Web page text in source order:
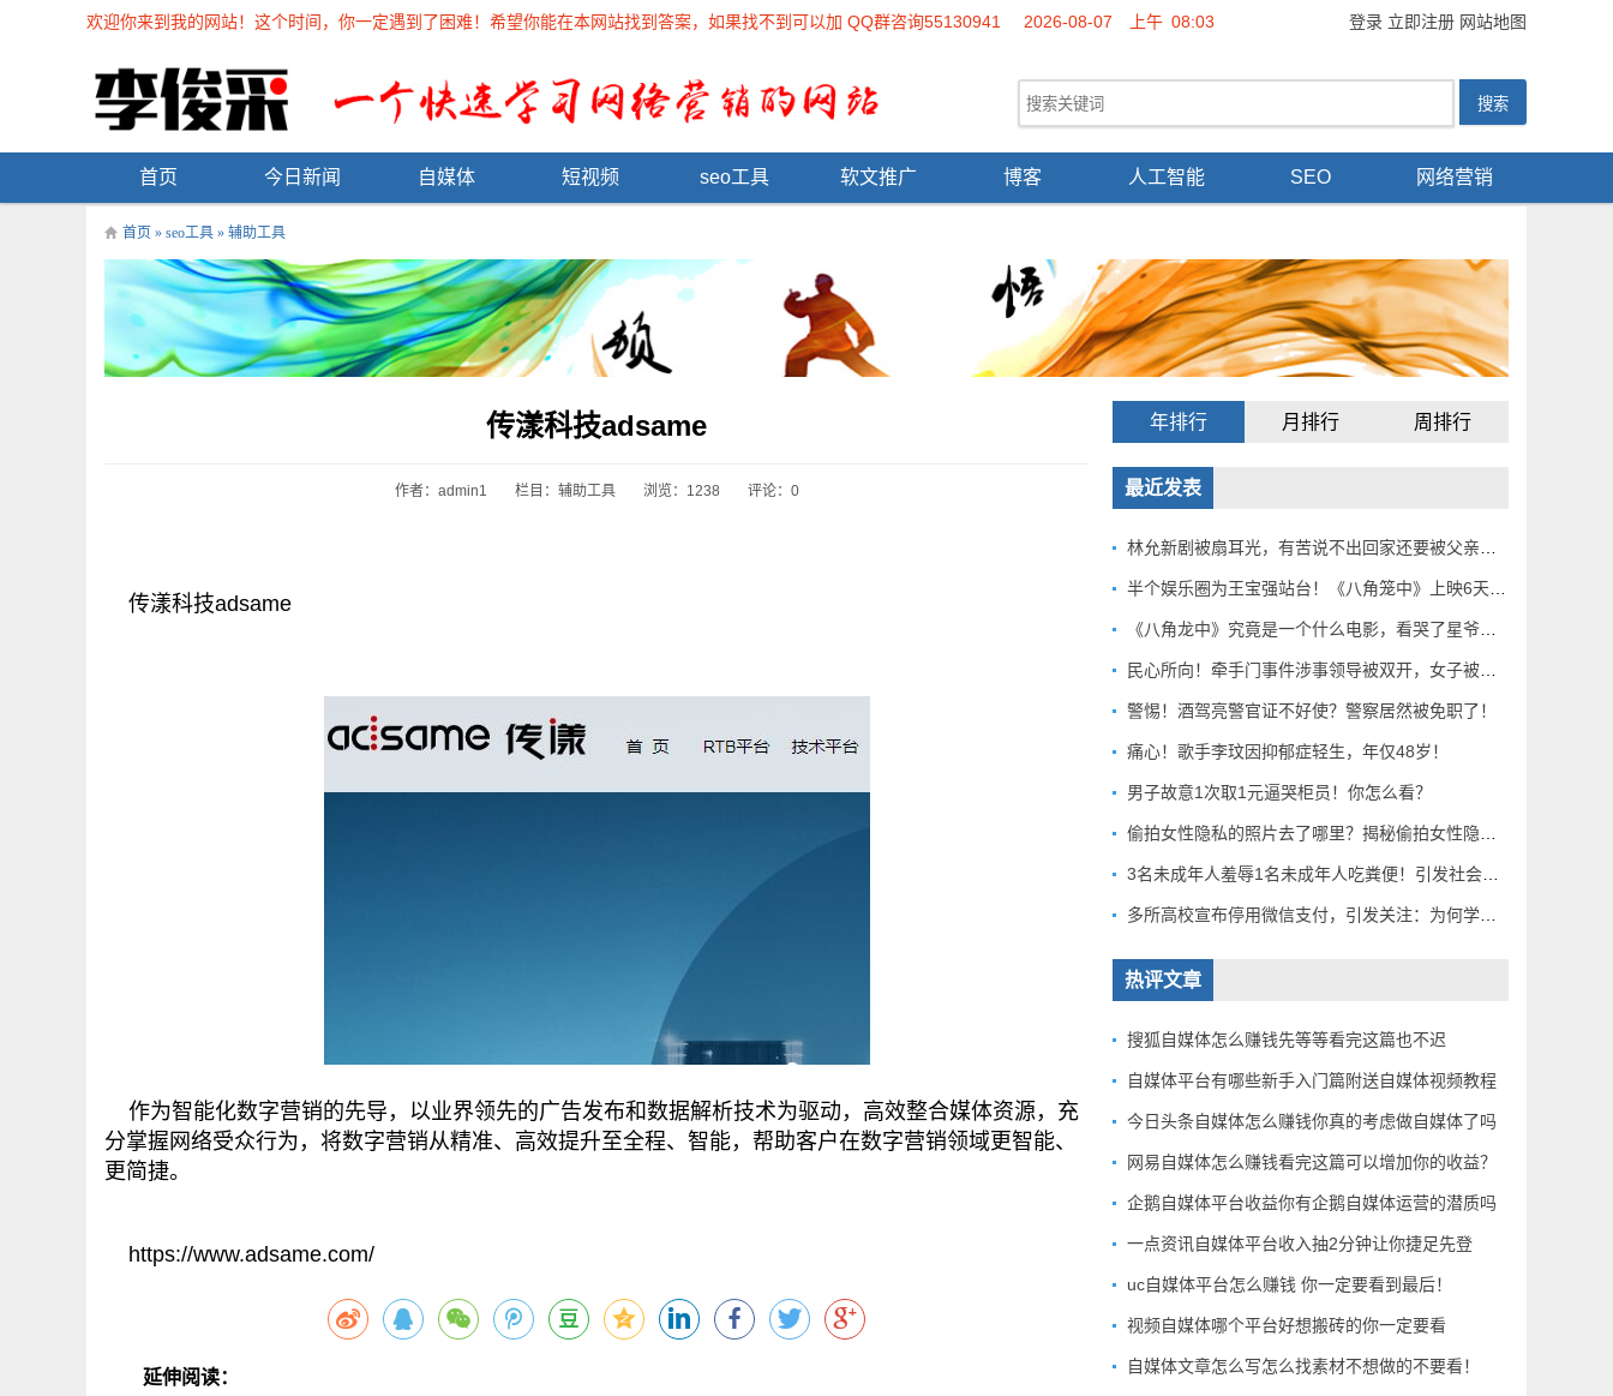
登录 立即注册 网站地图
欢迎你来到我的网站！这个时间，你一定遇到了困难！希望你能在本网站找到答案，如果找不到可以加 QQ群咨询55130941 2026-08-07 上午 08:03
首页 今日新闻 自媒体 短视频 seo工具 软文推广 博客 人工智能 SEO 网络营销
首页 » seo工具 » 辅助工具
传漾科技adsame
作者：admin1 栏目： 辅助工具 浏览：1238 评论：0
传漾科技adsame
作为智能化数字营销的先导，以业界领先的广告发布和数据解析技术为驱动，高效整合媒体资源，充
分掌握网络受众行为，将数字营销从精准、高效提升至全程、智能，帮助客户在数字营销领域更智能、
更简捷。
https://www.adsame.com/
延伸阅读：
年排行 月排行 周排行
最近发表
警惕！酒驾亮警官证不好使？警察居然被免职了！
痛心！歌手李玟因抑郁症轻生，年仅48岁！
男子故意1次取1元逼哭柜员！你怎么看？
热评文章
搜狐自媒体怎么赚钱先等等看完这篇也不迟
自媒体平台有哪些新手入门篇附送自媒体视频教程
今日头条自媒体怎么赚钱你真的考虑做自媒体了吗
网易自媒体怎么赚钱看完这篇可以增加你的收益？
企鹅自媒体平台收益你有企鹅自媒体运营的潜质吗
一点资讯自媒体平台收入抽2分钟让你捷足先登
uc自媒体平台怎么赚钱 你一定要看到最后！
视频自媒体哪个平台好想搬砖的你一定要看
自媒体文章怎么写怎么找素材不想做的不要看！